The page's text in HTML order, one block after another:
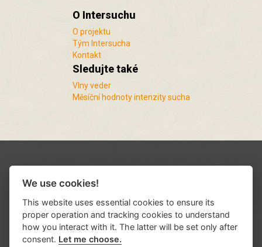
O Intersuchu
O projektu
Tým Intersucha
Kontakt
Sledujte také
Vlny veder
Měsíční hodnoty intenzity sucha
We use cookies!
This website uses essential cookies to ensure its
proper operation and tracking cookies to understand
how you interact with it. The latter will be set only after
consent. Let me choose.